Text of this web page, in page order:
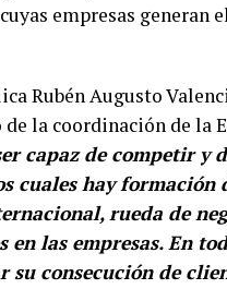
empresas generan
Rubén Augusto
de la coordinación de la
capaz de competir y
cuales hay formación
rueda de
las empresas. En
consecución de